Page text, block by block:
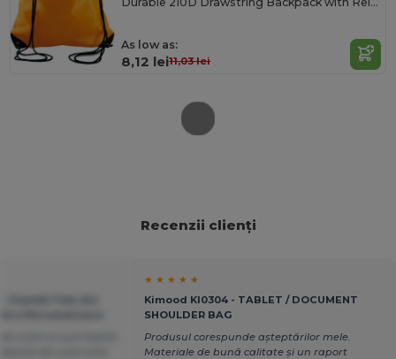
As low as:
8,12 lei11,03 lei
Recenzii clienți
★ ★ ★ ★ ★
Kimood KI0304 - TABLET / DOCUMENT
SHOULDER BAG
Produsul corespunde așteptărilor mele.
Materiale de bună calitate și un raport